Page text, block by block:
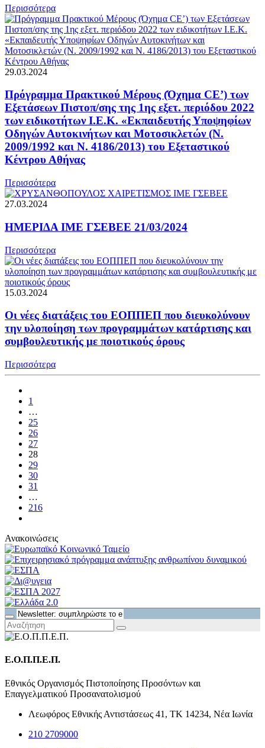
Περισσότερα
29.03.2024
Πρόγραμμα Πρακτικού Μέρους (Όχημα CE’) των
Εξετάσεων Πιστοπ/σης της 1ης εξετ. περιόδου 2022
των ειδικοτήτων Ι.Ε.Κ. «Εκπαιδευτής Υποψηφίων
Οδηγών Αυτοκινήτων και Μοτοσικλετών (Ν.
2009/1992 και Ν. 4186/2013) του Εξεταστικού
Κέντρου Αθήνας
Περισσότερα
27.03.2024
ΗΜΕΡΙΔΑ ΙΜΕ ΓΣΕΒΕΕ 21/03/2024
Περισσότερα
15.03.2024
Οι νέες διατάξεις του ΕΟΠΠΕΠ που διευκολύνουν
την υλοποίηση των προγραμμάτων κατάρτισης και
συμβουλευτικής με ποιοτικούς όρους
Περισσότερα
1
…
25
26
27
28
29
30
31
…
216
Ανακοινώσεις
Ε.Ο.Π.Π.Ε.Π.
Εθνικός Οργανισμός Πιστοποίησης Προσόντων και
Επαγγελματικού Προσανατολισμού
Λεωφόρος Εθνικής Αντιστάσεως 41, ΤΚ 14234, Νέα Ιωνία
210 2709000